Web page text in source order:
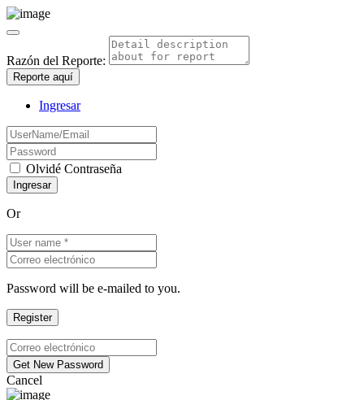
Razón del Reporte:
Reporte aquí
Ingresar
Olvidé Contraseña
Or
Password will be e-mailed to you.
Cancel